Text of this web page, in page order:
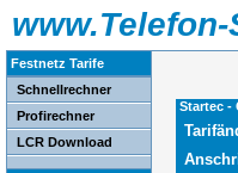
Festnetz Tarife
Schnellrechner
Profirechner
LCR Download
Startec -